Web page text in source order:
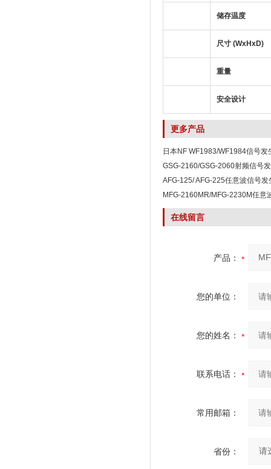
储存温度
尺寸 (WxHxD)
重量
安全设计
更多产品
日本NF WF1983/WF1984信号发
GSG-2160/GSG-2060射频信号
AFG-125/ AFG-225任意波信号发
MFG-2160MR/MFG-2230M任意
在线留言
产品：
您的单位：
您的姓名：
联系电话：
常用邮箱：
省份：